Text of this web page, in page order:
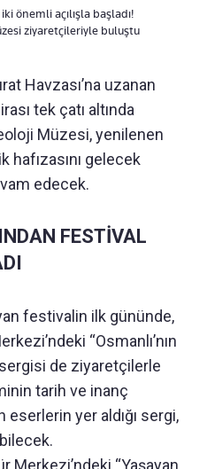
önemli açılışla başladı!
ziyaretçileriyle buluştu
Havzası’na uzanan
tek çatı altında
Müzesi, yenilenen
gelecek
edecek.
FESTİVAL
festivalin ilk gününde,
“Osmanlı’nın
de ziyaretçilerle
tarih ve inanç
eserlerin yer aldığı sergi,
Merkezi’ndeki “Yaşayan